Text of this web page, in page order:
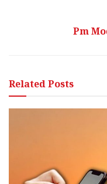
Pm
RelatedPosts